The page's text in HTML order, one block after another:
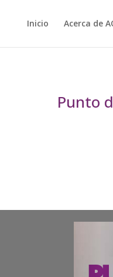
Inicio Acerca de
Punto